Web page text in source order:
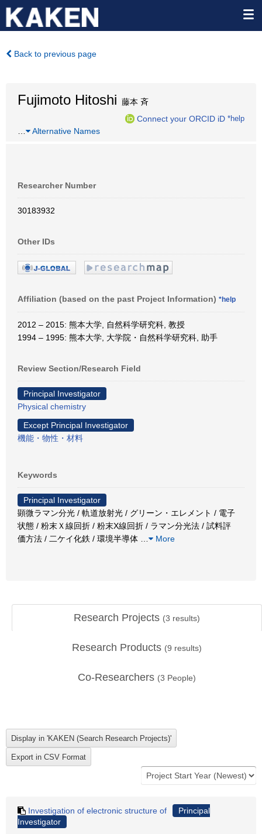
Back to previous page
Fujimoto Hitoshi 藤本 斉
Connect your ORCID iD *help
Alternative Names
Researcher Number
30183932
Other IDs
Affiliation (based on the past Project Information) *help
2012 – 2015: 熊本大学, 自然科学研究科, 教授
1994 – 1995: 熊本大学, 大学院・自然科学研究科, 助手
Review Section/Research Field
Principal Investigator
Physical chemistry
Except Principal Investigator
機能・物性・材料
Keywords
Principal Investigator
顕微ラマン分光 / 軌道放射光 / グリーン・エレメント / 電子
状態 / 粉末Ｘ線回折 / 粉末X線回折 / ラマン分光法 / 試料評
価方法 / 二ケイ化鉄 / 環境半導体
More
Research Projects (3 results)
Research Products (9 results)
Co-Researchers (3 People)
Investigation of electronic structure of
Principal
Investigator